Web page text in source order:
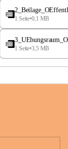
1 Seite•0,1 MB
1 Seite•3,5 MB